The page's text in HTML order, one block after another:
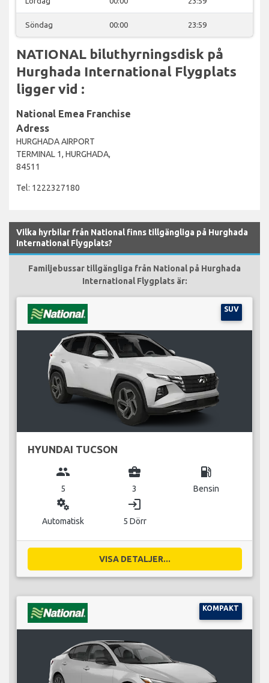
Söndag 00:00 23:59
NATIONAL biluthyrningsdisk på
Hurghada International Flygplats
ligger vid :
National Emea Franchise
Adress
HURGHADA AIRPORT
TERMINAL 1, HURGHADA,
84511
Tel: 1222327180
Vilka hyrbilar från National finns tillgängliga på Hurghada
International Flygplats?
Familjebussar tillgängliga från National på Hurghada
International Flygplats är:
SUV
HYUNDAI TUCSON
group
5
business_center
3
local_gas_station
Bensin
miscellaneous_services
Automatisk
login
5 Dörr
VISA DETALJER...
KOMPAKT